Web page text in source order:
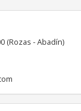
(Rozas - Abadín)